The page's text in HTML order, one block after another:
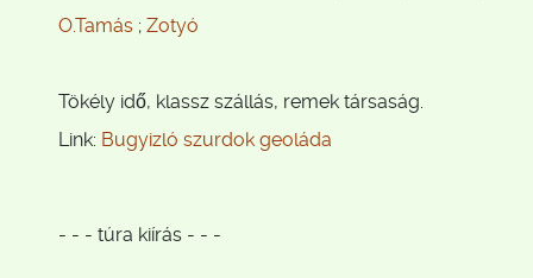
O.Tamás ; Zotyó
Tökély idő, klassz szállás, remek társaság.
Link: Bugyizló szurdok geoláda
- - - túra kiírás - - -